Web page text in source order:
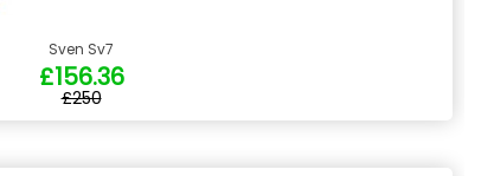
Sven Sv7
£156.36
£250